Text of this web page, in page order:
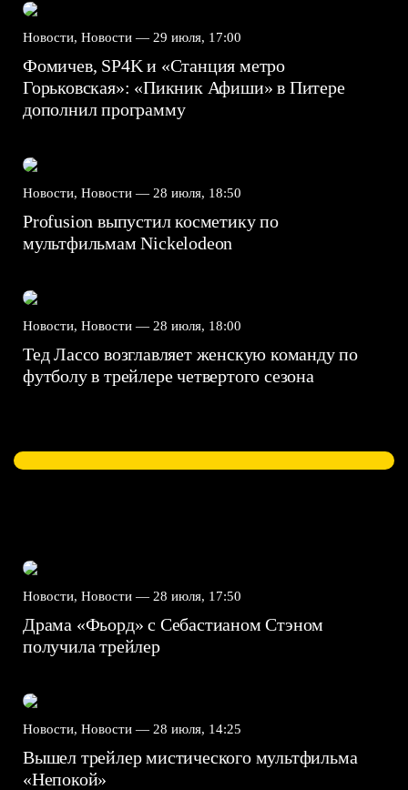
Новости, Новости — 29 июля, 17:00
Фомичев, SP4K и «Станция метро
Горьковская»: «Пикник Афиши» в Питере
дополнил программу
Новости, Новости — 28 июля, 18:50
Profusion выпустил косметику по
мультфильмам Nickelodeon
Новости, Новости — 28 июля, 18:00
Тед Лассо возглавляет женскую команду по
футболу в трейлере четвертого сезона
Новости, Новости — 28 июля, 17:50
Драма «Фьорд» с Себастианом Стэном
получила трейлер
Новости, Новости — 28 июля, 14:25
Вышел трейлер мистического мультфильма
«Непокой»